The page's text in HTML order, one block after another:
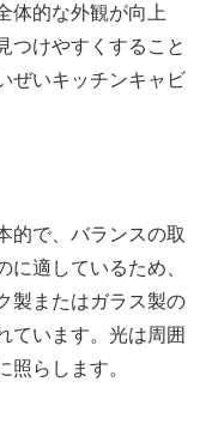
体的な外観が向上
つけやすくすること
ぜいキッチンキャビ
的で、バランスの取
適しているため、
製またはガラス製の
ています。光は周囲
らします。